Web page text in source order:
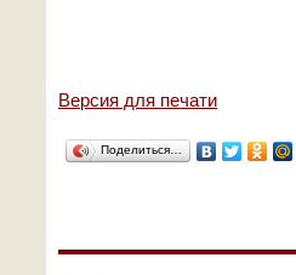
Версия для печати
Поделиться…